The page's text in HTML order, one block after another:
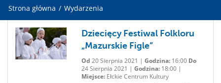
Strona główna / Wydarzenia
Dziecięcy Festiwal Folkloru
„Mazurskie Figle”
Od 20 Sierpnia 2021 | Godzina:16:00 Do
24 Sierpnia 2021 | Godzina:18:00 |
Miejsce:Ełckie Centrum Kultury